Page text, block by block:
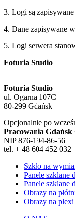
3. Logi są
4. Dane zapisywane
5. Logi serwera
Foturia Studio
Foturia Studio
ul. Ogarna 107C
80-299 Gdańsk
Opcjonalnie po
Pracowania Gdańsk
NIP 876-194-86-56
tel. + 48 604 452 032
Szkło na
Panele szklane
Panele szklane
Obrazy na
Obrazy na plexi